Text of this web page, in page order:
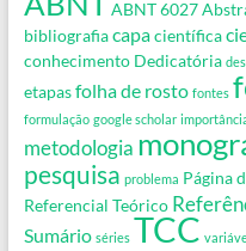
ABNT 6027
bibliografiacapacientífica
conhecimento Dedicatória
etapasfolha de rosto fontes
formulação google scholar
metodologia
pesquisa problema Página
Referencial Teórico
Sumário séries TCC